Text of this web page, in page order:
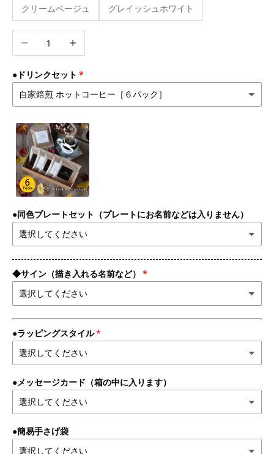
クリームベージュ グレイッシュホワイト
数量を減らす 数量を増やす
●ドリンクセット
●同色プレートセット（プレートにお名前などは入りません）
◆サイン（描き入れる名前など）
●ラッピングスタイル
●メッセージカード（箱の中に入ります）
●簡易手さげ袋